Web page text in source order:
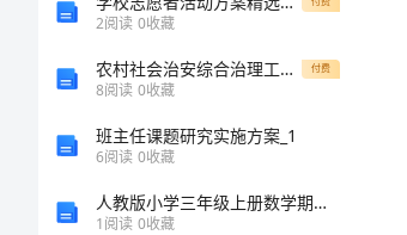
2阅读 0收藏
农村社会治安综合治理工作汇报 付费
8阅读 0收藏
班主任课题研究实施方案_1
6阅读 0收藏
人教版小学三年级上册数学期末测试卷及参考答案（夺分金卷）
1阅读 0收藏